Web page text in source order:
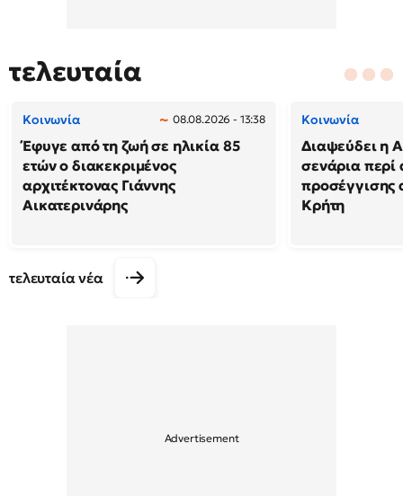
τελευταία
Κοινωνία 08.08.2026 - 13:38
Έφυγε από τη ζωή σε ηλικία 85
ετών ο διακεκριμένος
αρχιτέκτονας Γιάννης
Αικατερινάρης
Κοινωνία
Διαψεύδει η
σενάρια περί
προσέγγισης
Κρήτη
τελευταία νέα